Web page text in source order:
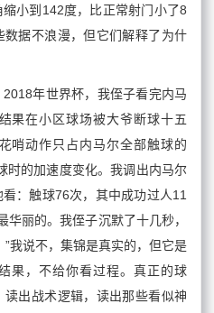
小到142度，比正常射门小了8
据不浪漫，但它们解释了为什
年世界杯，我侄子看完内马
果在小区球场被大爷断球十五
哨动作只占内马尔全部触球的
时的加速度变化。我调出内马尔
：触球76次，其中成功过人11
丽的。我侄子沉默了十几秒，
我说不，集锦是真实的，但它是
，不给你看过程。真正的球
出战术逻辑，读出那些看似神